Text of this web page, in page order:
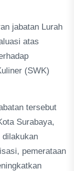
jabatan Lurah
atas
(SWK)
tersebut
Surabaya,
dilakukan
pemerataan